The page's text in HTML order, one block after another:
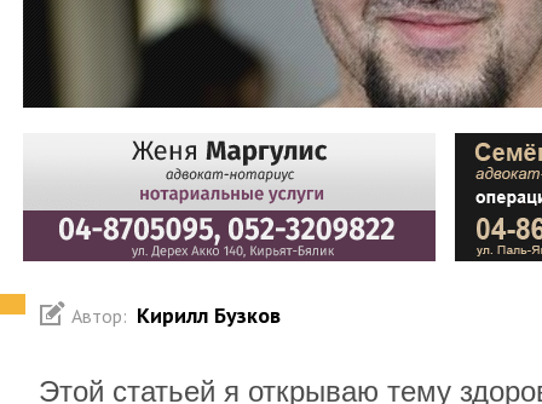
Автор: Кирилл Бузков
Этой статьей я открываю тему